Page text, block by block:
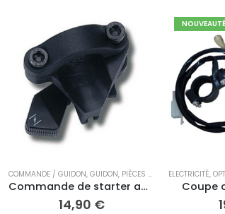
D'ORIGINE ART,PIÈCES DÉTACHÉES,PIÈCES DÉTACHÉES 10",
COMMANDE / GUIDON,GUIDON, PIÈCES DÉTACHÉES ,PIÈCES
Commande de starter au guidon
14,90 €
NOUVEAUTÉ
ELECTRICITÉ,
Coupe